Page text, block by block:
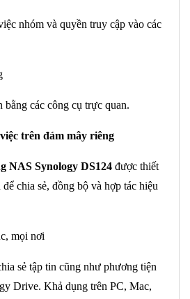
nhóm và quyền truy cập vào các
bằng các công cụ trực quan.
trên đám mây riêng
NAS Synology DS124 được thiết
chia sẻ, đồng bộ và hợp tác hiệu
mọi nơi
sẻ tập tin cũng như phương tiện
Drive. Khả dụng trên PC, Mac,